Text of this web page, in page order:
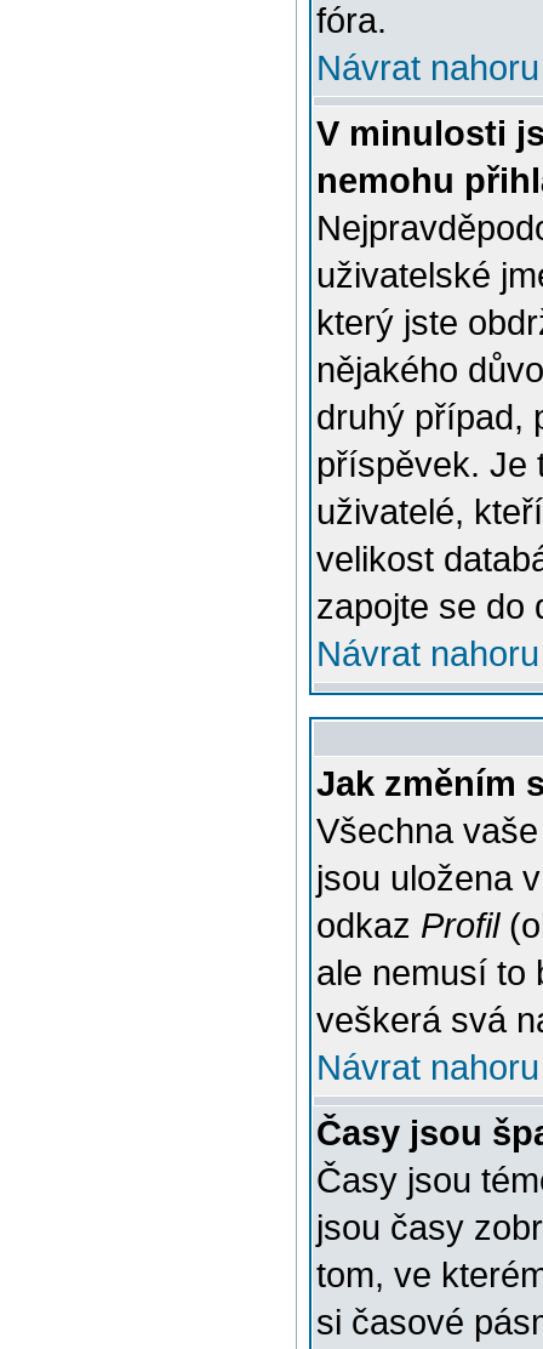
fóra.
Návrat nahoru
V minulosti
nemohu
uživatelské
který jste
nějakého
druhý případ,
příspěvek. Je
uživatelé,
velikost
zapojte se do
Návrat nahoru
Jak změním
Všechna
jsou uložena
odkaz Profil
ale nemusí to
veškerá svá
Návrat nahoru
Časy jsou
Časy jsou
jsou časy
tom, ve
si časové